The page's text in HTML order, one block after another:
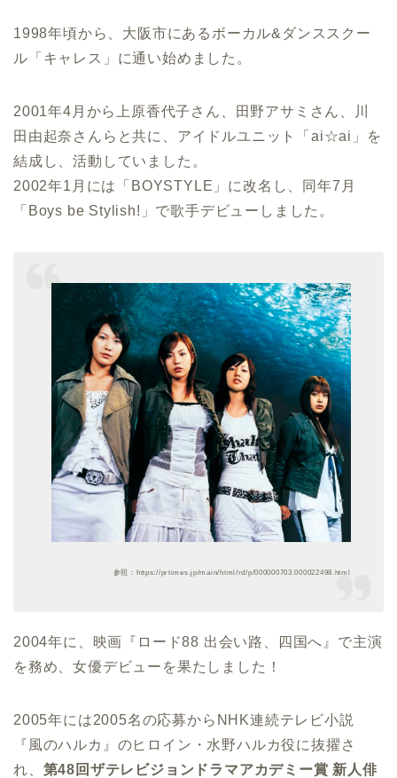
1998年頃から、大阪市にあるボーカル&ダンススクー
ル「キャレス」に通い始めました。
2001年4月から上原香代子さん、田野アサミさん、川
田由起奈さんらと共に、アイドルユニット「ai☆ai」を
結成し、活動していました。
2002年1月には「BOYSTYLE」に改名し、同年7月
「Boys be Stylish!」で歌手デビューしました。
参照：https://prtimes.jp/main/html/rd/p/000000703.000022498.html
2004年に、映画『ロード88 出会い路、四国へ』で主演
を務め、女優デビューを果たしました！
2005年には2005名の応募からNHK連続テレビ小説
『風のハルカ』のヒロイン・水野ハルカ役に抜擢さ
れ、 第48回ザテレビジョンドラマアカデミー賞 新人俳